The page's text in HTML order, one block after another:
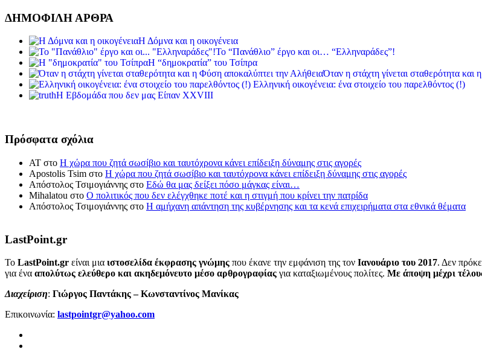
ΔΗΜΟΦΙΛΗ ΑΡΘΡΑ
Η Δόμνα και η οικογένεια
Το “Πανάθλιο” έργο και οι… “Ελληναράδες”!
Η “δημοκρατία” του Τσίπρα
Όταν η στάχτη γίνεται σταθερότητα
Ελληνική οικογένεια: ένα στοιχείο του παρελθόντος (!)
Η Εβδομάδα που δεν μας Είπαν XXVIII
Πρόσφατα σχόλια
ΑΤ στο Η χώρα που ζητά σωσίβιο και ταυτόχρονα κάνει επίδειξη δύναμης στις αγορές
Apostolis Tsim στο Η χώρα που ζητά σωσίβιο και ταυτόχρονα κάνει επίδειξη δύναμης στις αγορές
Απόστολος Τσιμογιάννης στο Εδώ θα μας δείξει πόσο μάγκας είναι…
Mihalatou στο Ο πολιτικός που δεν ελέγχθηκε ποτέ και η στιγμή που κρίνει την πατρίδα
Απόστολος Τσιμογιάννης στο Η αμήχανη απάντηση της κυβέρνησης και τα κενά επιχειρήματα στα εθνικά θέματα
LastPoint.gr
To LastPoint.gr είναι μια ιστοσελίδα έκφρασης γνώμης που έκανε την εμφάνιση της τον Ιανουάριο του 2017. Δεν
για ένα απολύτως ελεύθερο και ακηδεμόνευτο μέσο αρθρογραφίας για καταξιωμένους πολίτες. Με άποψη μέχρι
Διαχείριση: Γιώργος Παντάκης – Κωνσταντίνος Μανίκας
Επικοινωνία: lastpointgr@yahoo.com